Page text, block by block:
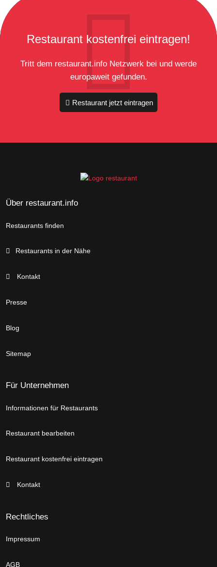
Restaurant kostenfrei eintragen!
Tritt dem restaurant.info Netzwerk bei und werde
europaweit gefunden.
Restaurant jetzt eintragen
Über restaurant.info
Restaurants finden
Restaurants in der Nähe
Kontakt
Presse
Blog
Sitemap
Für Unternehmen
Informationen für Restaurants
Restaurant bearbeiten
Restaurant kostenfrei eintragen
Kontakt
Rechtliches
Impressum
AGB